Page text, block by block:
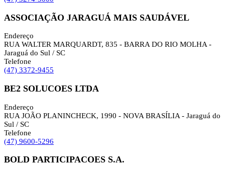
ASSOCIAÇÃO JARAGUÁ MAIS SAUDÁVEL
Endereço
RUA WALTER MARQUARDT, 835 - BARRA DO RIO MOLHA -
Jaraguá do Sul / SC
Telefone
(47) 3372-9455
BE2 SOLUCOES LTDA
Endereço
RUA JOÃO PLANINCHECK, 1990 - NOVA BRASÍLIA - Jaraguá do
Sul / SC
Telefone
(47) 9600-5296
BOLD PARTICIPACOES S.A.